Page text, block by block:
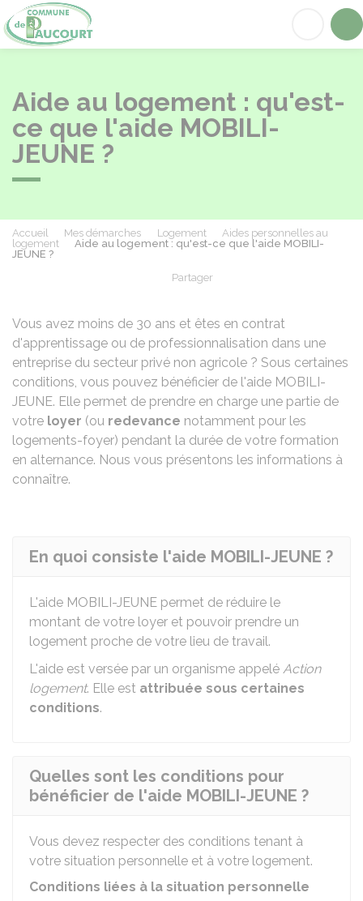
Aide au logement : qu'est-
ce que l'aide MOBILI-
JEUNE ?
Accueil Mes démarches Logement
Aides personnelles au
logement
Aide au logement : qu'est-ce que l'aide MOBILI-
JEUNE ?
Partager
Vous avez moins de 30 ans et êtes en contrat
d'apprentissage ou de professionnalisation dans une
entreprise du secteur privé non agricole ? Sous certaines
conditions, vous pouvez bénéficier de l'aide MOBILI-
JEUNE. Elle permet de prendre en charge une partie de
votre loyer (ou redevance notamment pour les
logements-foyer) pendant la durée de votre formation
en alternance. Nous vous présentons les informations à
connaître.
En quoi consiste l'aide MOBILI-JEUNE ?
L'aide MOBILI-JEUNE permet de réduire le
montant de votre loyer et pouvoir prendre un
logement proche de votre lieu de travail.
L'aide est versée par un organisme appelé Action
logement. Elle est attribuée sous certaines
conditions.
Quelles sont les conditions pour
bénéficier de l'aide MOBILI-JEUNE ?
Vous devez respecter des conditions tenant à
votre situation personnelle et à votre logement.
Conditions liées à la situation personnelle